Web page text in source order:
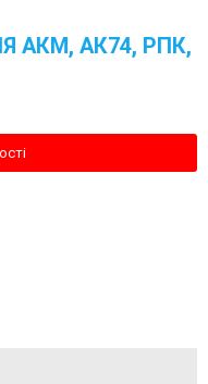
АКМ, АК74, РПК,